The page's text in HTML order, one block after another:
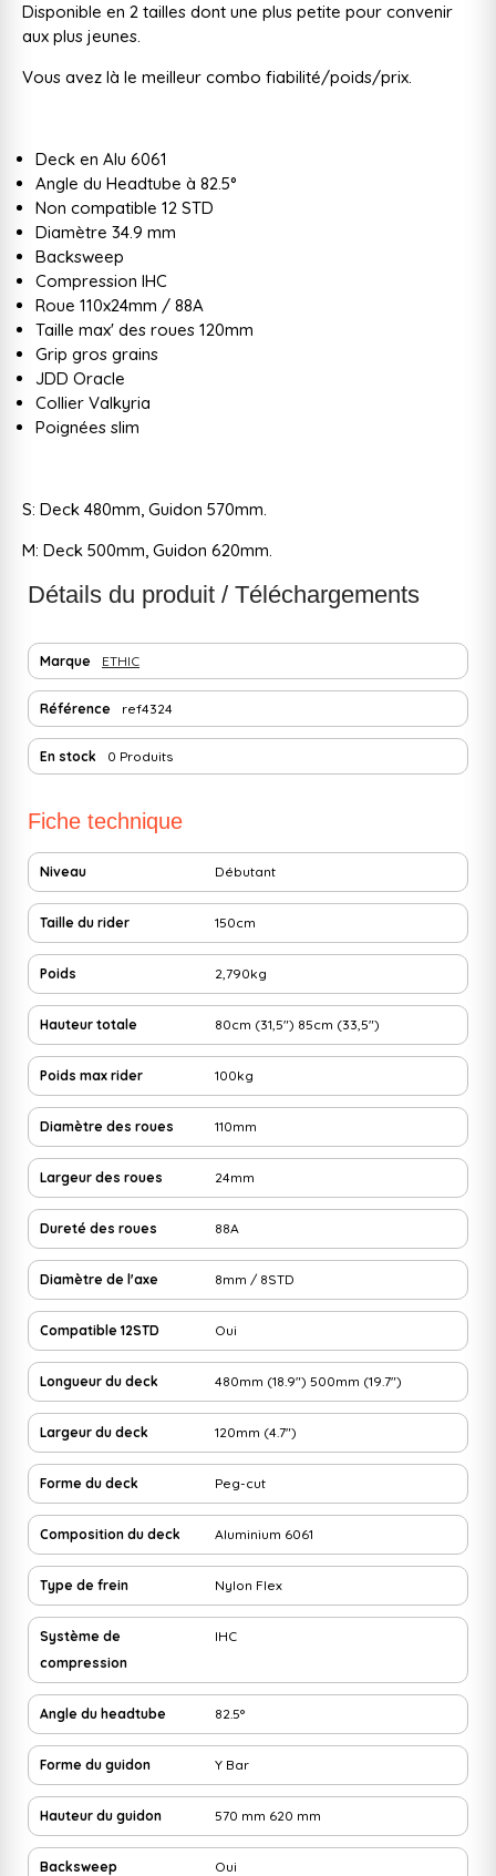
Disponible en 2 tailles dont une plus petite pour convenir
aux plus jeunes.
Vous avez là le meilleur combo fiabilité/poids/prix.
Deck en Alu 6061
Angle du Headtube à 82.5°
Non compatible 12 STD
Diamètre 34.9 mm
Backsweep
Compression IHC
Roue 110x24mm / 88A
Taille max' des roues 120mm
Grip gros grains
JDD Oracle
Collier Valkyria
Poignées slim
S: Deck 480mm, Guidon 570mm.
M: Deck 500mm, Guidon 620mm.
Détails du produit / Téléchargements
Marque ETHIC
Référence ref4324
En stock 0 Produits
Fiche technique
Niveau Débutant
Taille du rider 150cm
Poids 2,790kg
Hauteur totale 80cm (31,5") 85cm (33,5")
Poids max rider 100kg
Diamètre des roues 110mm
Largeur des roues 24mm
Dureté des roues 88A
Diamètre de l'axe 8mm / 8STD
Compatible 12STD Oui
Longueur du deck 480mm (18.9") 500mm (19.7")
Largeur du deck 120mm (4.7")
Forme du deck Peg-cut
Composition du deck Aluminium 6061
Type de frein Nylon Flex
Système de
compression
IHC
Angle du headtube 82.5°
Forme du guidon Y Bar
Hauteur du guidon 570 mm 620 mm
Backsweep Oui